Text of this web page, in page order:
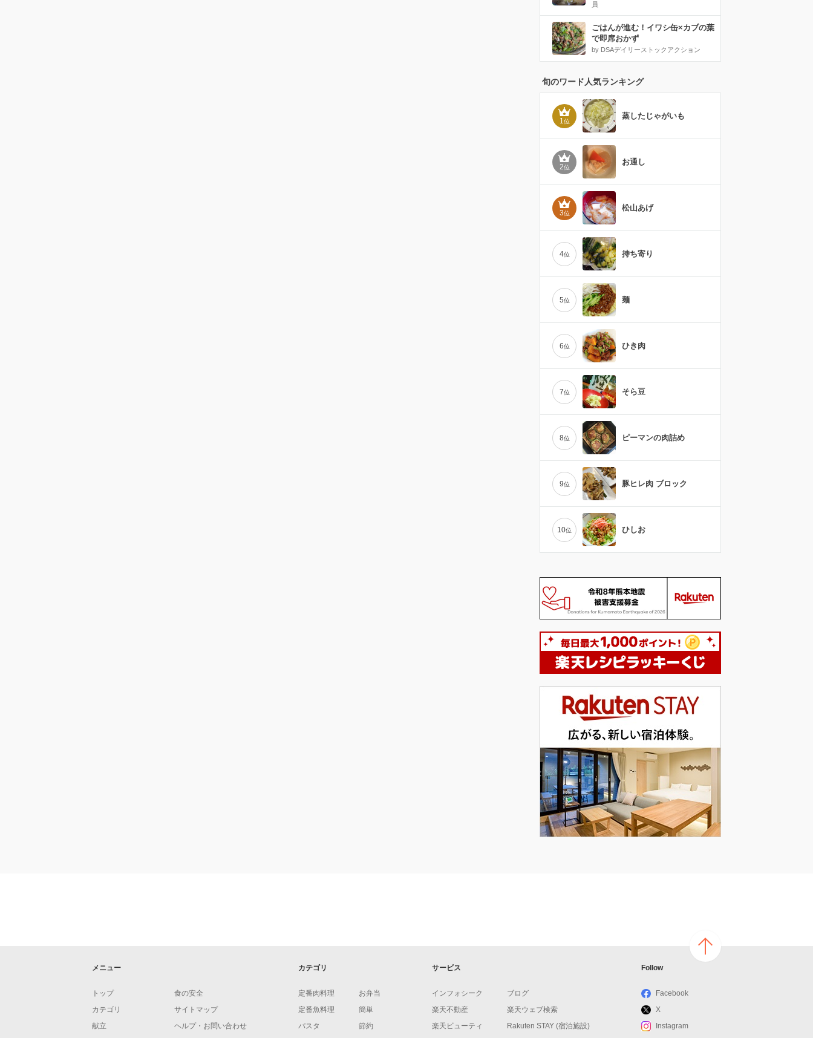
員
ごはんが進む！イワシ缶×カブの葉
で即席おかず
by DSAデイリーストックアクション
旬のワード人気ランキング
1位
蒸したじゃがいも
2位
お通し
3位
松山あげ
4位 持ち寄り
5位 麺
6位 ひき肉
7位 そら豆
8位 ピーマンの肉詰め
9位 豚ヒレ肉 ブロック
10位 ひしお
メニュー
トップ
カテゴリ
献立
食の安全
サイトマップ
ヘルプ・お問い合わせ
カテゴリ
定番肉料理
定番魚料理
パスタ
お弁当
簡単
節約
サービス
インフォシーク
楽天不動産
楽天ビューティ
ブログ
楽天ウェブ検索
Rakuten STAY (宿泊施設)
Follow
Facebook
X
Instagram